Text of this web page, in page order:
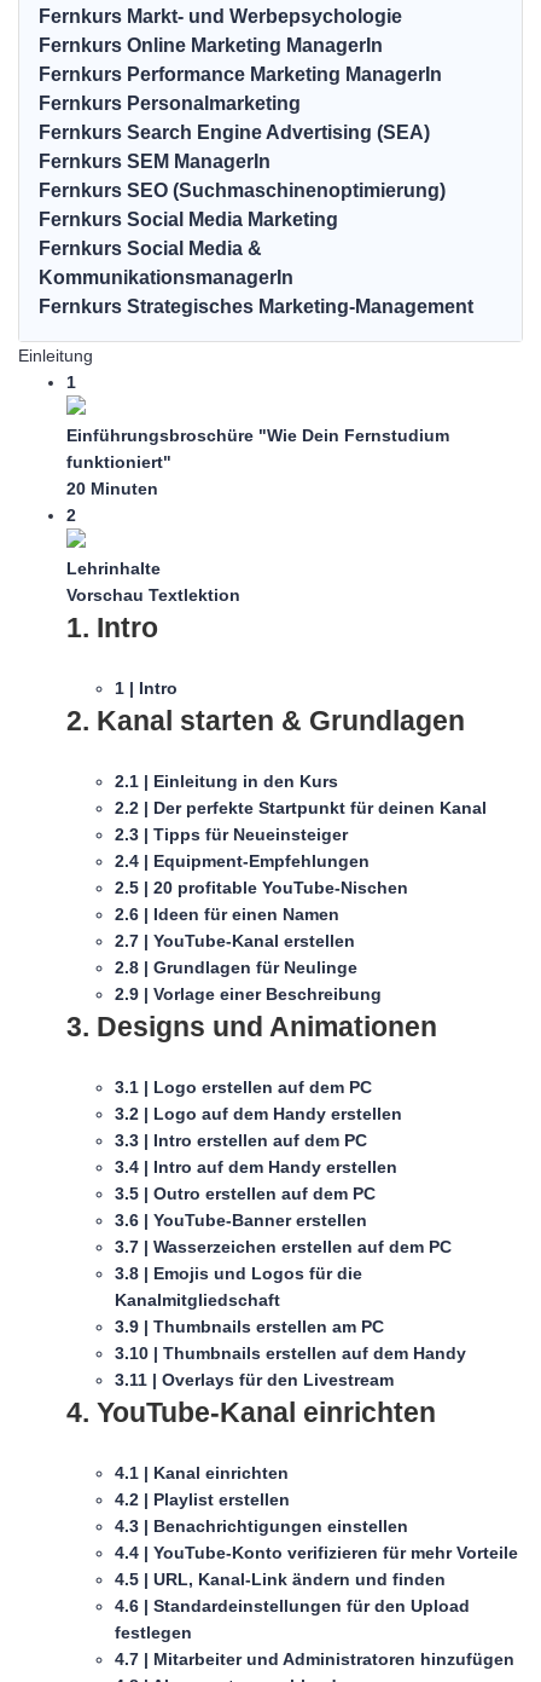
Fernkurs Markt- und Werbepsychologie
Fernkurs Online Marketing ManagerIn
Fernkurs Performance Marketing ManagerIn
Fernkurs Personalmarketing
Fernkurs Search Engine Advertising (SEA)
Fernkurs SEM ManagerIn
Fernkurs SEO (Suchmaschinenoptimierung)
Fernkurs Social Media Marketing
Fernkurs Social Media &
KommunikationsmanagerIn
Fernkurs Strategisches Marketing-Management
Einleitung
1
Einführungsbroschüre "Wie Dein Fernstudium
funktioniert"
20 Minuten
2
Lehrinhalte
Vorschau Textlektion
1. Intro
1 | Intro
2. Kanal starten & Grundlagen
2.1 | Einleitung in den Kurs
2.2 | Der perfekte Startpunkt für deinen Kanal
2.3 | Tipps für Neueinsteiger
2.4 | Equipment-Empfehlungen
2.5 | 20 profitable YouTube-Nischen
2.6 | Ideen für einen Namen
2.7 | YouTube-Kanal erstellen
2.8 | Grundlagen für Neulinge
2.9 | Vorlage einer Beschreibung
3. Designs und Animationen
3.1 | Logo erstellen auf dem PC
3.2 | Logo auf dem Handy erstellen
3.3 | Intro erstellen auf dem PC
3.4 | Intro auf dem Handy erstellen
3.5 | Outro erstellen auf dem PC
3.6 | YouTube-Banner erstellen
3.7 | Wasserzeichen erstellen auf dem PC
3.8 | Emojis und Logos für die
Kanalmitgliedschaft
3.9 | Thumbnails erstellen am PC
3.10 | Thumbnails erstellen auf dem Handy
3.11 | Overlays für den Livestream
4. YouTube-Kanal einrichten
4.1 | Kanal einrichten
4.2 | Playlist erstellen
4.3 | Benachrichtigungen einstellen
4.4 | YouTube-Konto verifizieren für mehr Vorteile
4.5 | URL, Kanal-Link ändern und finden
4.6 | Standardeinstellungen für den Upload
festlegen
4.7 | Mitarbeiter und Administratoren hinzufügen